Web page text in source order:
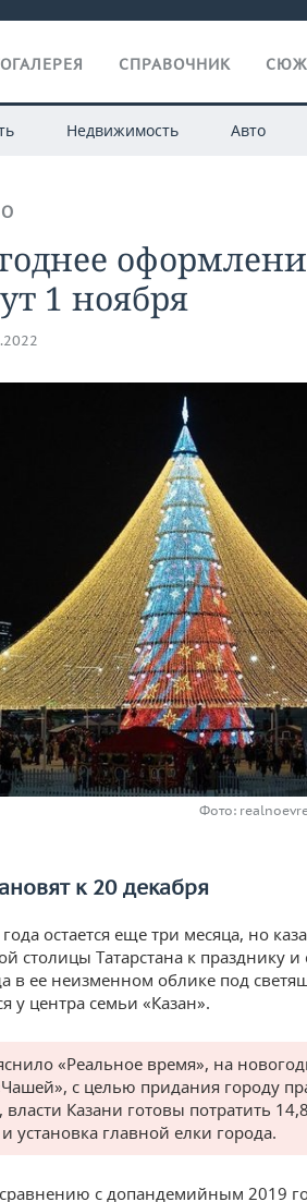
СПРАВОЧНИК
Недвижимость Авто
1 ноября
Фото:
к 20 декабря
остается еще три месяца, но
столицы Татарстана к празднику
в ее неизменном облике под
у центра семьи «Казан».
«Реальное время», на
с целью придания городу
власти Казани готовы потратить
установка главной елки города.
с допандемийным 2019